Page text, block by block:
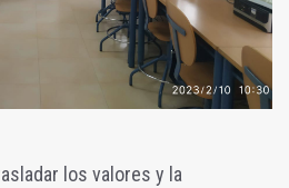
los valores y la